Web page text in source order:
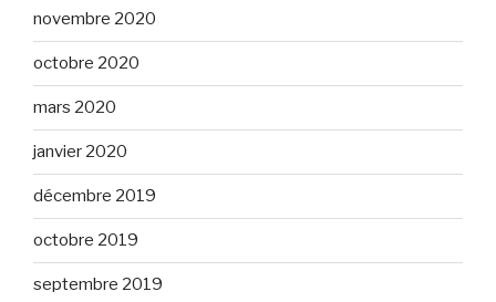
novembre 2020
octobre 2020
mars 2020
janvier 2020
décembre 2019
octobre 2019
septembre 2019